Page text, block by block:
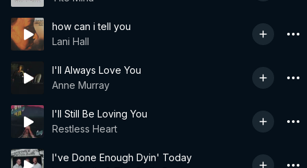
how can i tell you
Lani Hall
I'll Always Love You
Anne Murray
I'll Still Be Loving You
Restless Heart
I've Done Enough Dyin' Today